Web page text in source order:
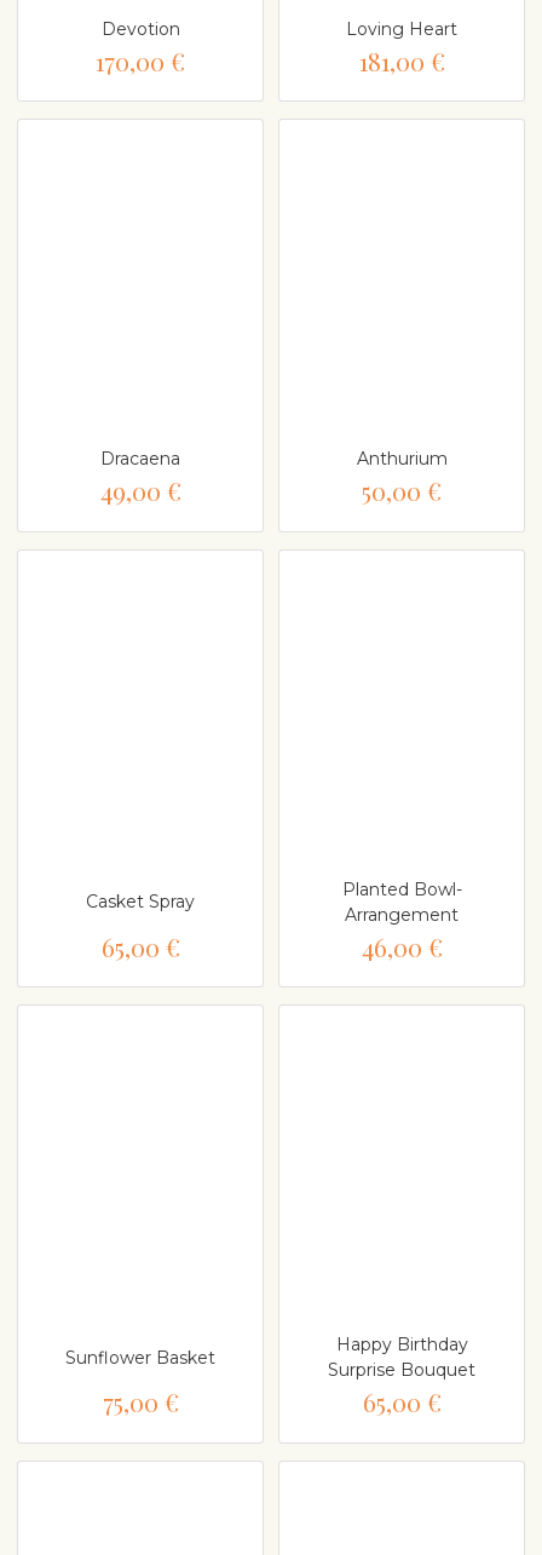
Devotion
170,00 €
Loving Heart
181,00 €
Dracaena
49,00 €
Anthurium
50,00 €
Casket Spray
65,00 €
Planted Bowl-
Arrangement
46,00 €
Sunflower Basket
75,00 €
Happy Birthday
Surprise Bouquet
65,00 €